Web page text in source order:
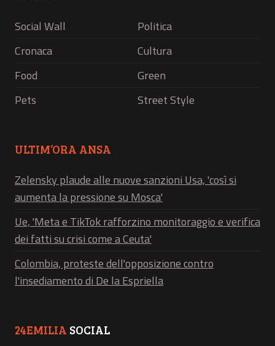
Social Wall
Politica
Cronaca
Cultura
Food
Green
Pets
Street Style
ULTIM’ORA ANSA
Zelensky plaude alle nuove sanzioni Usa, 'così si
aumenta la pressione su Mosca'
Ue, 'Meta e TikTok rafforzino monitoraggio e verifica
dei fatti su crisi come a Ceuta'
Colombia, proteste dell'opposizione contro
l'insediamento di De la Espriella
24EMILIA SOCIAL